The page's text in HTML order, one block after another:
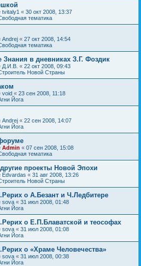
tvitaly1 « 30 окт 2008, 13:37
тематика
Andrej « 27 окт 2008, 14:54
тематика
Знания в дневниках З.Г. Фоздик
Д.И.В. « 22 окт 2008, 09:43
Новой Страны
void « 23 сен 2008, 11:18
Йога
Andrej « 22 сен 2008, 14:07
Йога
Admin « 07 сен 2008, 15:08
тематика
проекты Новой Эпохи
Edvardas « 31 авг 2008, 13:26
Новой Страны
о А.Безант и Ч.Ледбитере
sova « 31 июл 2008, 01:48
Йога
о Е.П.Блаватской и теософах
sova « 31 июл 2008, 01:08
Йога
о «Храме Человечества»
sova « 31 июл 2008, 00:38
Йога